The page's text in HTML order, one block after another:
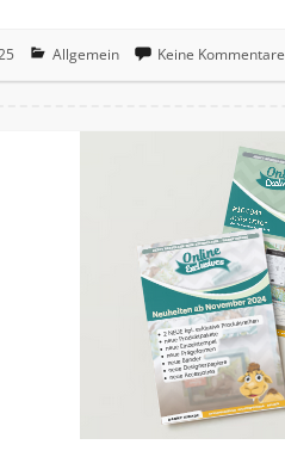
Allgemein Keine Kommentare